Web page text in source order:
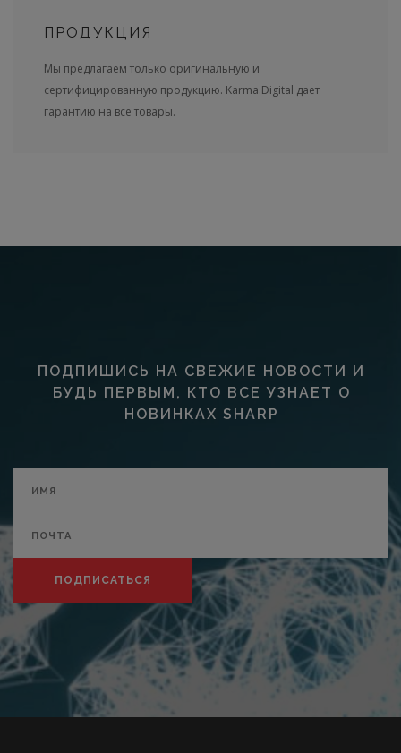
ПРОДУКЦИЯ
Мы предлагаем только оригинальную и
сертифицированную продукцию. Karma.Digital дает
гарантию на все товары.
ПОДПИШИСЬ НА СВЕЖИЕ НОВОСТИ И
БУДЬ ПЕРВЫМ, КТО ВСЕ УЗНАЕТ О
НОВИНКАХ SHARP
ПОДПИСАТЬСЯ